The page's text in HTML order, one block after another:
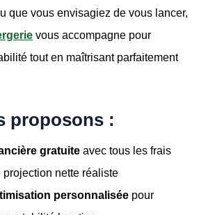
que vous envisagiez de vous lancer,
vous accompagne pour
tout en maîtrisant parfaitement
proposons :
gratuite avec tous les frais
nette réaliste
personnalisée pour